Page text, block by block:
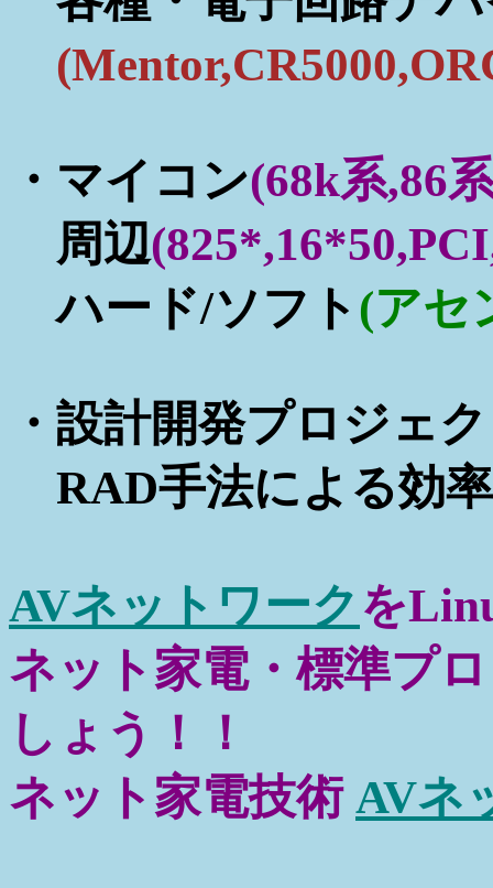
・マイコン(68k系,86
周辺
ハード/ソフト (アセ
・設計開発プロジェ
RAD手法による効
AVネットワーク を
ネット家電・標準プ
しょう！！
ネット家電技術 AVネ